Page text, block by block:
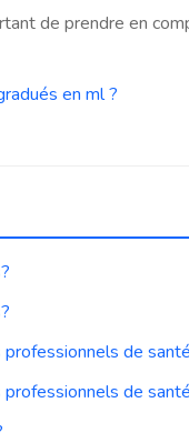
de prendre en
en ml ?
de
de